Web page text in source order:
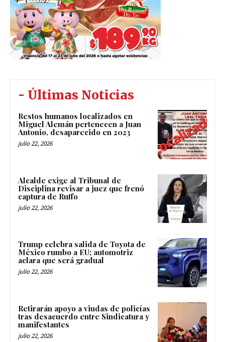
- Últimas Noticias
Restos humanos localizados en
Miguel Alemán pertenecen a Juan
Antonio, desaparecido en 2023
julio 22, 2026
Alcalde exige al Tribunal de
Disciplina revisar a juez que frenó
captura de Ruffo
julio 22, 2026
Trump celebra salida de Toyota de
México rumbo a EU; automotriz
aclara que será gradual
julio 22, 2026
Retirarán apoyo a viudas de policías
tras desacuerdo entre Sindicatura y
manifestantes
julio 22, 2026